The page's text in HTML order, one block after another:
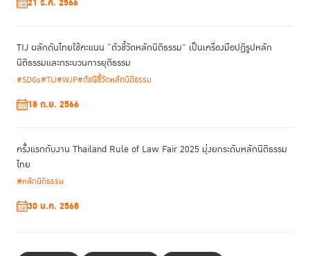
อาญาและการคุมขังอย่างต่อเนื่องเป็นปีที่สอง ซึ่งจัดขึ้นโดย
(PRI), Women Beyond Walls, Pathfinders for Peaceful, Just and
Inclusive Societies, คณะผู้แทนถาวรไทย โคลอมเบีย ลิกเตนสไตน์ และ
โรมาเนีย ประจำสหประชาชาติ ณ นครนิวยอร์ก, UN Women, UNDP,
UNODC, OHCHR, PBPSO, ILANUD, องค์กร Cyrus R. Vance Center
for International Justice และ International Network of Formerly
TIJ ผลักดันไทยใช้คะแนน “ตัวชี้วัดหลักนิติธรรม” เป็นเครื่องมือปฏิรูปหลัก
นิติธรรมและกระบวนการยุติธรรม
#SDGs#TIJ#WJP#ดัชนีชี้วัดหลักนิติธรรม
18 ก.ย. 2566
ครั้งแรกกับงาน Thailand Rule of Law Fair 2025 มุ่งยกระดับหลักนิติธรรม
ไทย
#หลักนิติธรรม
30 ม.ค. 2568